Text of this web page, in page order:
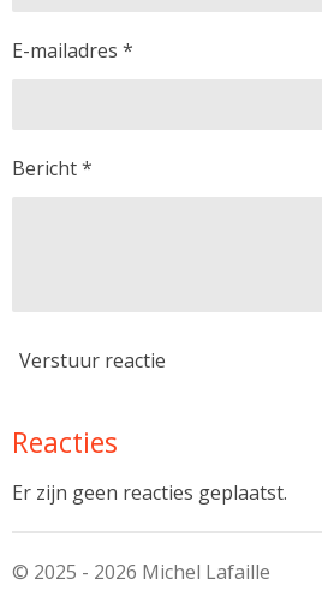
E-mailadres *
Bericht *
Verstuur reactie
Reacties
Er zijn geen reacties geplaatst.
© 2025 - 2026 Michel Lafaille